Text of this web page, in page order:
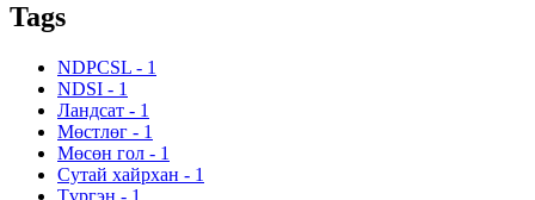
Tags
NDPCSL - 1
NDSI - 1
Ландсат - 1
Мөстлөг - 1
Мөсөн гол - 1
Сутай хайрхан - 1